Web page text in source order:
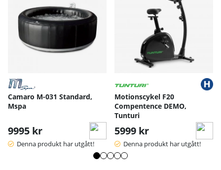
Camaro M-031 Standard,
Mspa
9995 kr
Denna produkt har utgått!
Motionscykel F20
Compentence DEMO,
Tunturi
5999 kr
Denna produkt har utgått!